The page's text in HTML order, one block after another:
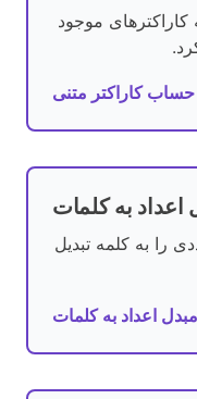
کاراکترهای موجود
کاراکتر متنی
اعداد به کلمات
را به کلمه تبدیل
مبدل اعداد به کلمات